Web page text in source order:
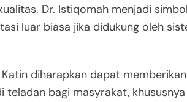
Dr. Istiqomah menjadi
luar biasa jika didukung oleh
diharapkan dapat
teladan bagi masyrakat,